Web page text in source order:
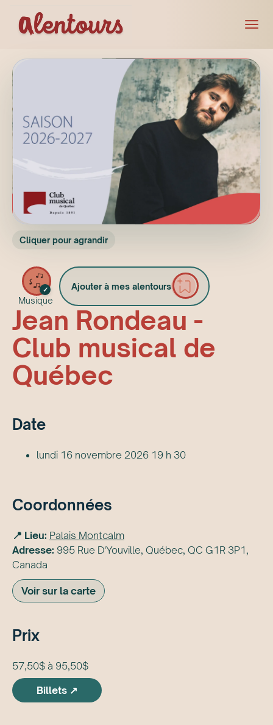
Cliquer pour agrandir
✓
Musique
Ajouter à mes alentours
Jean Rondeau -
Club musical de
Québec
Date
lundi 16 novembre 2026 19 h 30
Coordonnées
📍 Lieu: Palais Montcalm
Adresse: 995 Rue D'Youville, Québec, QC G1R 3P1,
Canada
Voir sur la carte
Prix
57,50$ à 95,50$
Billets ↗